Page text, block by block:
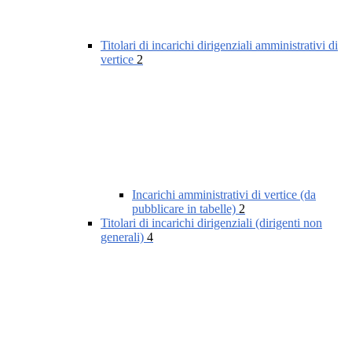
Titolari di incarichi dirigenziali amministrativi di
vertice 2
Incarichi amministrativi di vertice (da
pubblicare in tabelle) 2
Titolari di incarichi dirigenziali (dirigenti non
generali) 4